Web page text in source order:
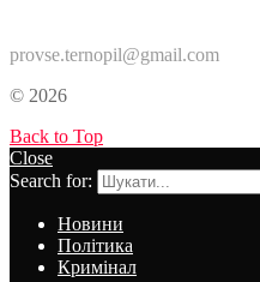
provse.ternopil@gmail.com
© 2026
Back to Top
Close
Search for:
Новини
Політика
Кримінал